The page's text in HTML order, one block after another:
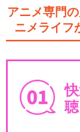
アニメ専門
ニメライフ
聴